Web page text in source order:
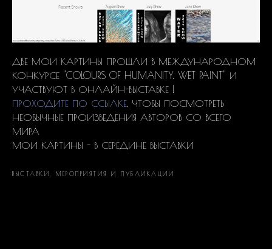
ДВЕ МОИ КАРТИНЫ ПРОШЛИ В МЕЖДУНАРОДНОМ
КОНКУРСЕ "COLOURS OF HUMANITY. WET PAINT" И
УЧАСТВУЮТ В ОНЛАЙН-ВЫСТАВКЕ !
ПРОХОДИТЕ ПО ССЫЛКЕ , ЧТОБЫ ПОСМОТРЕТЬ
НЕОБЫЧНЫЕ ПРОИЗВЕДЕНИЯ АВТОРОВ СО ВСЕГО
МИРА
МОИ КАРТИНЫ - В СЕРЕДИНЕ ВЫСТАВКИ
ВЫСТАВКИ, МЕРОПРИЯТИЯ И ПУБЛИКАЦИИ